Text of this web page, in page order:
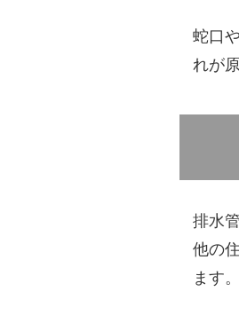
蛇口
れが
排水
他の
ます。